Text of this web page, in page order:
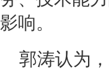
影响。
郭涛认为